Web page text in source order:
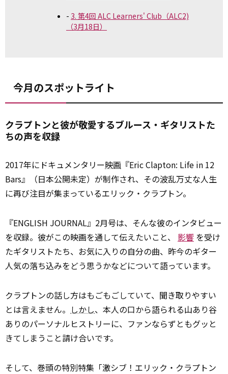
3. 第4回 ALC Learners' Club（ALC2)
（3月18日）
今月のスポットライト
クラプトンと彼が敬愛するブルース・ギタリストた
ちの声を収録
2017年にドキュメンタリー映画 『Eric Clapton: Life in 12
Bars』（日本公開未定）が制作され、その波乱万丈な人生
に再び注目が集まっているエリック・クラプトン。
『ENGLISH JOURNAL』2月号は、そんな彼のインタビュー
を収録。彼がこの映画を通して伝えたいこと、 影響 を受け
たギタリストたち、お気に入りの自分の曲、昨今のギター
人気の落ち込みをどう思うかなどについて語っています。
クラプトンの話し方はもごもごしていて、聞き取りやすい
とは言えません。 しかし、本人の口から語られる山あり谷
ありのパーソナルヒストリーに、ファンならずともグッと
きてしまうこと請け合いです。
そして、巻頭の特別特集「激シブ！エリック・クラプトン